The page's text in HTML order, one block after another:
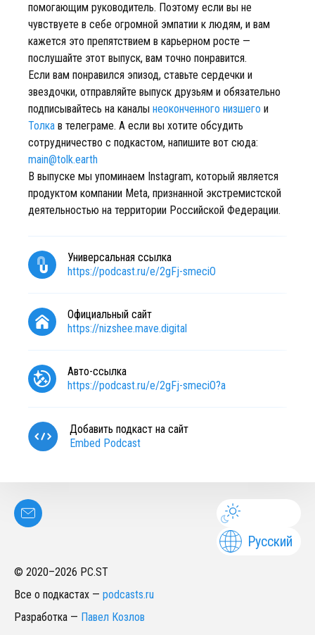
помогающим руководитель. Поэтому если вы не
чувствуете в себе огромной эмпатии к людям, и вам
кажется это препятствием в карьерном росте —
послушайте этот выпуск, вам точно понравится.
Если вам понравился эпизод, ставьте сердечки и
звездочки, отправляйте выпуск друзьям и обязательно
подписывайтесь на каналы неоконченного низшего и
Толка в телеграме. А если вы хотите обсудить
сотрудничество с подкастом, напишите вот сюда:
main@tolk.earth
В выпуске мы упоминаем Instagram, который является
продуктом компании Meta, признанной экстремистской
деятельностью на территории Российской Федерации.
Универсальная ссылка
https://podcast.ru/e/2gFj-smeciO
Официальный сайт
https://nizshee.mave.digital
Авто-ссылка
https://podcast.ru/e/2gFj-smeciO?a
Добавить подкаст на сайт
Embed Podcast
Русский
© 2020–2026 PC.ST
Все о подкастах — podcasts.ru
Разработка — Павел Козлов